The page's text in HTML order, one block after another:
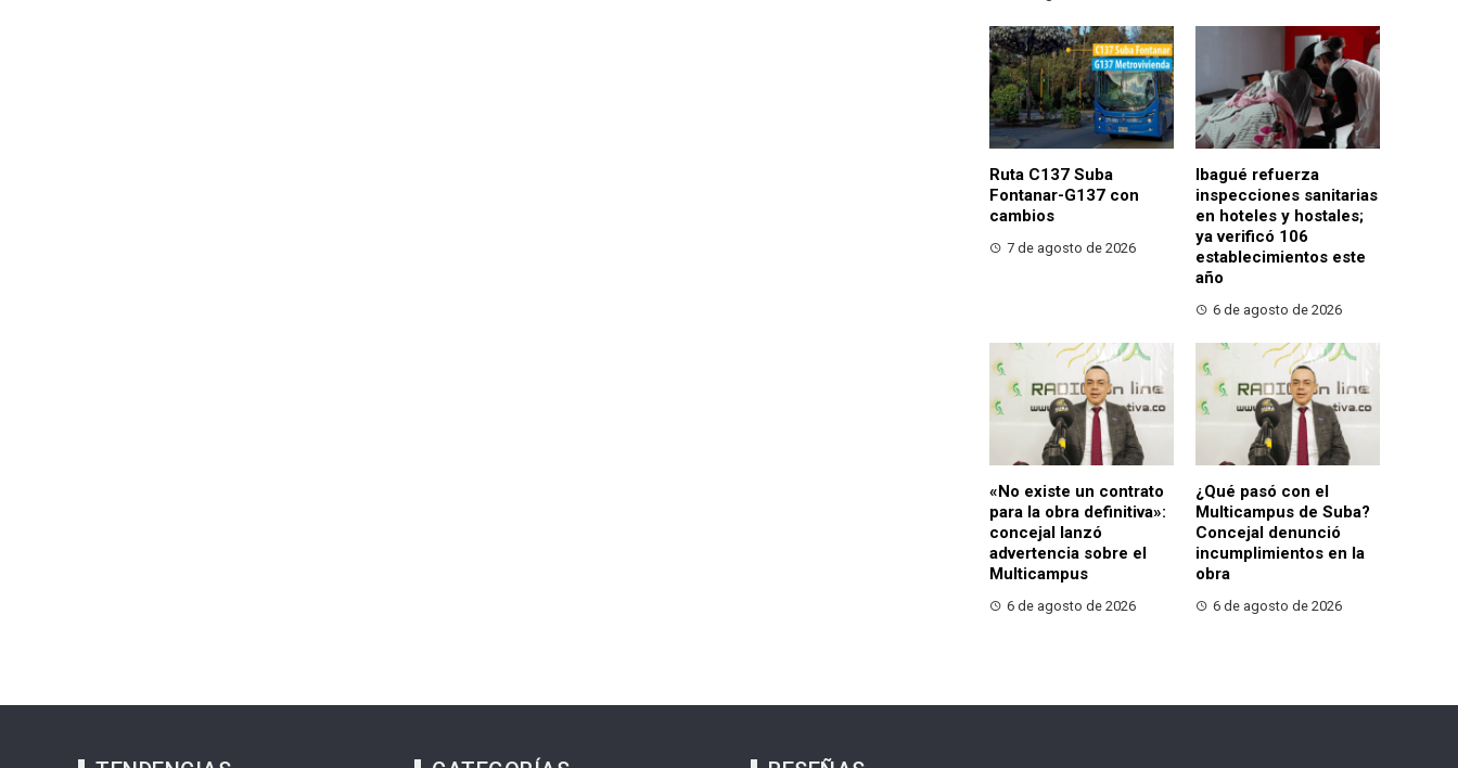
Ruta C137 Suba
Fontanar-G137 con
cambios
7 de agosto de 2026
Ibagué refuerza
inspecciones sanitarias
en hoteles y hostales;
ya verificó 106
establecimientos este
año
6 de agosto de 2026
«No existe un contrato
para la obra definitiva»:
concejal lanzó
advertencia sobre el
Multicampus
6 de agosto de 2026
¿Qué pasó con el
Multicampus de Suba?
Concejal denunció
incumplimientos en la
obra
6 de agosto de 2026